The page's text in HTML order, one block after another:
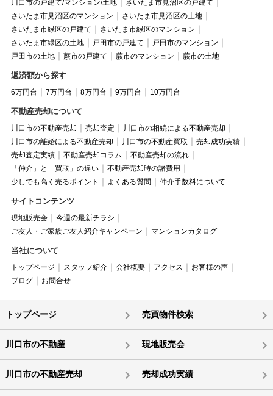
川口市の戸建て/マンション/土地
さいたま市見沼区の戸建て
さいたま市見沼区のマンション
さいたま市見沼区の土地
さいたま市緑区の戸建て
さいたま市緑区のマンション
さいたま市緑区の土地
戸田市の戸建て
戸田市のマンション
戸田市の土地
蕨市の戸建て 蕨市のマンション 蕨市の土地
返済額から探す
6万円台 7万円台 8万円台 9万円台 10万円台
不動産売却について
川口市の不動産売却 売却査定
川口市の相続による不動産売却
川口市の離婚による不動産売却
川口市の不動産買取
売却成功実績
売却査定実績
不動産売却コラム
不動産売却の流れ
「仲介」と「買取」の違い
不動産売却時の諸費用
少しでも高く売るポイント
よくある質問 仲介手数料について
サイトコンテンツ
現地販売会
今週の最新チラシ
ご友人・ご家族ご友人紹介キャンペーン
マンションカタログ
当社について
トップページ スタッフ紹介 会社概要 アクセス
お客様の声
ブログ
お問合せ
トップページ 売買物件検索
川口市の不動産 現地販売会
川口市の不動産売却 売却成功実績